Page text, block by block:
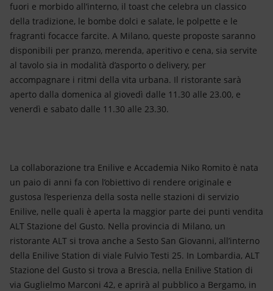
fuori e morbido all’interno, il toast che celebra un classico
della tradizione, le bombe dolci e salate, le polpette e le
fragranti focacce farcite. A Milano, queste proposte saranno
disponibili per pranzo, merenda, aperitivo e cena, sia servite
al tavolo sia in modalità d’asporto o delivery, per
accompagnare i ritmi della vita urbana. Il ristorante sarà
aperto dalla domenica al giovedì dalle 11.30 alle 23.00, e
venerdì e sabato dalle 11.30 alle 23.30.
La collaborazione tra Enilive e Accademia Niko Romito è nata
un paio di anni fa con l’obiettivo di rendere originale e
gustosa l’esperienza della sosta nelle stazioni di servizio
Enilive, nelle quali è aperta la maggior parte dei punti vendita
ALT Stazione del Gusto. Nella provincia di Milano, un
ristorante ALT si trova anche a Sesto San Giovanni, all’interno
della Enilive Station di viale Fulvio Testi 25. In Lombardia, ALT
Stazione del Gusto si trova a Brescia, nella Enilive Station di
via Guglielmo Marconi 42, e aprirà al pubblico a Bergamo, in